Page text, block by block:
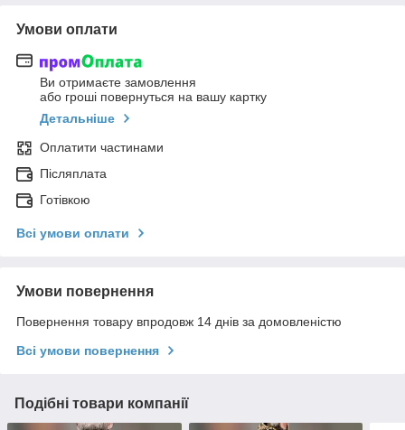
Умови оплати
Ви отримаєте замовлення
або гроші повернуться на вашу картку
Детальніше
Оплатити частинами
Післяплата
Готівкою
Всі умови оплати
Умови повернення
Повернення товару впродовж 14 днів за домовленістю
Всі умови повернення
Подібні товари компанії